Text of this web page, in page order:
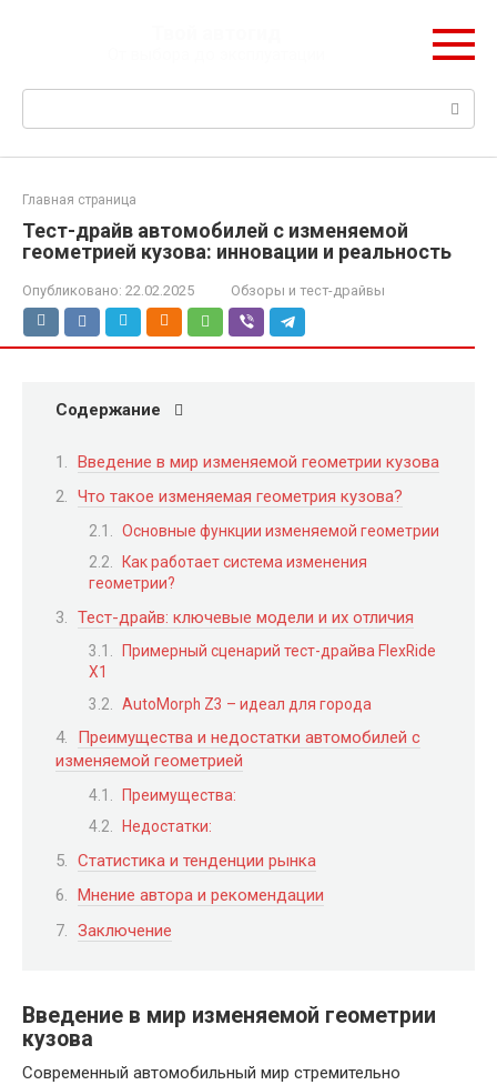
Поиск:
Главная страница
Тест-драйв автомобилей с изменяемой
геометрией кузова: инновации и реальность
Опубликовано: 22.02.2025 Обзоры и тест-драйвы
Содержание
Введение в мир изменяемой геометрии кузова
Что такое изменяемая геометрия кузова?
Основные функции изменяемой геометрии
Как работает система изменения
геометрии?
Тест-драйв: ключевые модели и их отличия
Примерный сценарий тест-драйва FlexRide
X1
AutoMorph Z3 – идеал для города
Преимущества и недостатки автомобилей с
изменяемой геометрией
Преимущества:
Недостатки:
Статистика и тенденции рынка
Мнение автора и рекомендации
Заключение
Введение в мир изменяемой геометрии
кузова
Современный автомобильный мир стремительно